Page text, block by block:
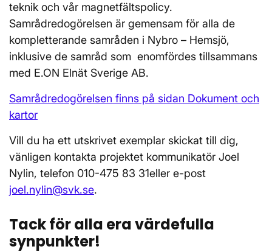
teknik och vår magnetfältspolicy.
Samrådredogörelsen är gemensam för alla de
kompletterande samråden i Nybro – Hemsjö,
inklusive de samråd som enomfördes tillsammans
med E.ON Elnät Sverige AB.
Samrådredogörelsen finns på sidan Dokument och
kartor
Vill du ha ett utskrivet exemplar skickat till dig,
vänligen kontakta projektet kommunikatör Joel
Nylin, telefon 010-475 83 31eller e-post
joel.nylin@svk.se.
Tack för alla era värdefulla
synpunkter!